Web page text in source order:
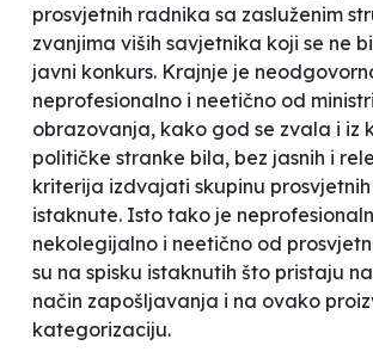
prosvjetnih radnika sa zasluženim
zvanjima viših savjetnika koji se ne
javni konkurs. Krajnje je
neprofesionalno i neetično od
obrazovanja, kako god se zvala i iz
političke stranke bila, bez jasnih i
kriterija izdvajati skupinu
istaknute. Isto tako je
nekolegijalno i neetično od
su na spisku istaknutih što pristaju
način zapošljavanja i na ovako
kategorizaciju.